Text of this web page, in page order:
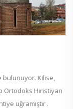
bulunuyor. Kilise,
Ortodoks Hıristiyan
uğramıştır .